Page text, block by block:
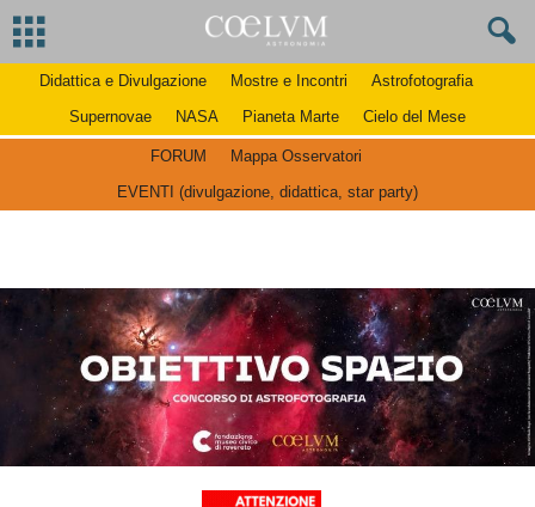
Didattica e Divulgazione Mostre e Incontri
Astrofotografia
Supernovae
NASA Pianeta Marte Cielo del Mese
FORUM
Mappa Osservatori
EVENTI (divulgazione, didattica, star party)